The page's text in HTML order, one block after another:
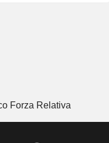
Forza Relativa